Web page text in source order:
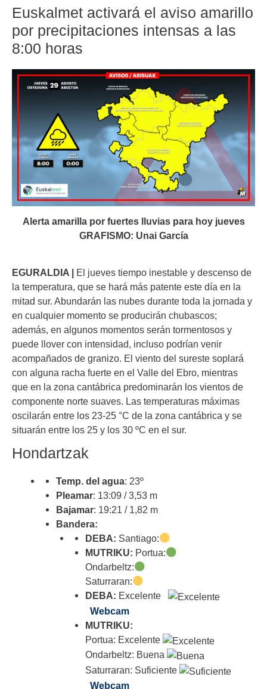
Euskalmet activará el aviso amarillo
por precipitaciones intensas a las
8:00 horas
Alerta amarilla por fuertes lluvias para hoy jueves
GRAFISMO: Unai García
EGURALDIA | El jueves tiempo inestable y descenso de
la temperatura, que se hará más patente este día en la
mitad sur. Abundarán las nubes durante toda la jornada y
en cualquier momento se producirán chubascos;
además, en algunos momentos serán tormentosos y
puede llover con intensidad, incluso podrían venir
acompañados de granizo. El viento del sureste soplará
con alguna racha fuerte en el Valle del Ebro, mientras
que en la zona cantábrica predominarán los vientos de
componente norte suaves. Las temperaturas máximas
oscilarán entre los 23-25 °C de la zona cantábrica y se
situarán entre los 25 y los 30 ºC en el sur.
Hondartzak
Temp. del agua: 23º
Pleamar: 13:09 / 3,53 m
Bajamar: 19:21 / 1,82 m
Bandera:
DEBA: Santiago:
MUTRIKU: Portua:
Ondarbeltz:
Saturraran:
DEBA: Excelente
Webcam
MUTRIKU:
Portua: Excelente
Ondarbeltz: Buena
Saturraran: Suficiente
Webcam